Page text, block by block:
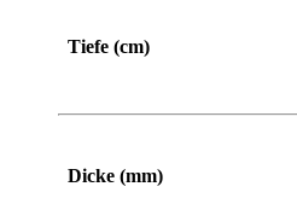
Tiefe (cm)
Dicke (mm)